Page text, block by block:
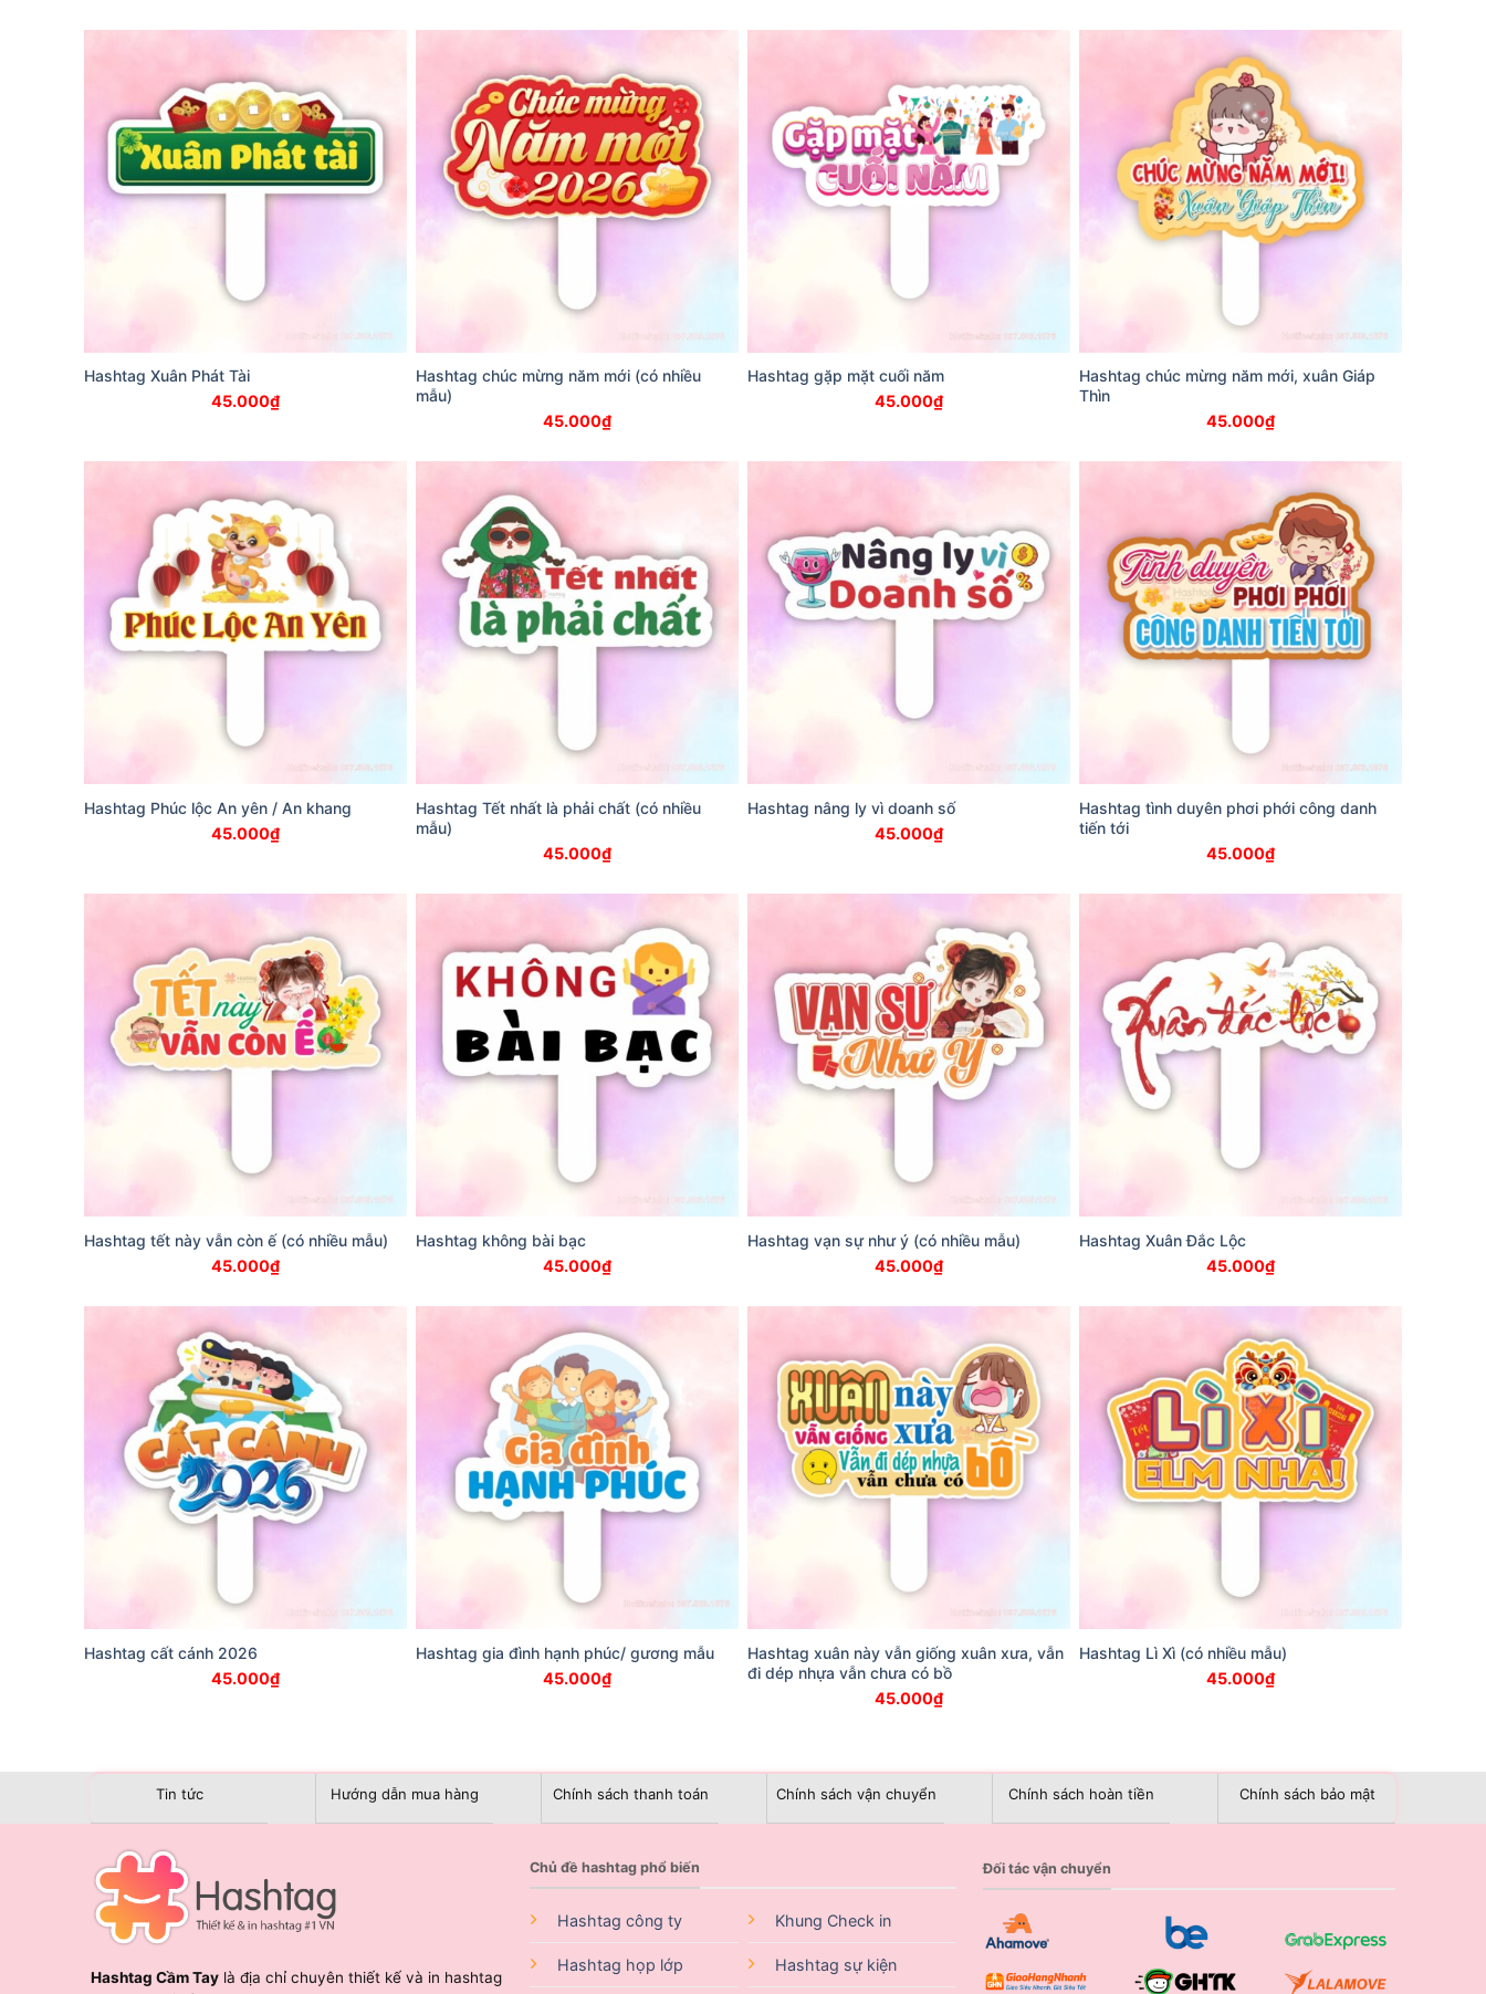
Hashtag Xuân Phát Tài
45.000₫
Hashtag chúc mừng năm mới (có nhiều
mẫu)
45.000₫
Hashtag gặp mặt cuối năm
45.000₫
Hashtag chúc mừng năm mới, xuân Giáp
Thìn
45.000₫
Hashtag Phúc lộc An yên / An khang
45.000₫
Hashtag Tết nhất là phải chất (có nhiều
mẫu)
45.000₫
Hashtag nâng ly vì doanh số
45.000₫
Hashtag tình duyên phơi phới công danh
tiến tới
45.000₫
Hashtag tết này vẫn còn ế (có nhiều mẫu)
45.000₫
Hashtag không bài bạc
45.000₫
Hashtag vạn sự như ý (có nhiều mẫu)
45.000₫
Hashtag Xuân Đắc Lộc
45.000₫
Hashtag cất cánh 2026
45.000₫
Hashtag gia đình hạnh phúc/ gương mẫu
45.000₫
Hashtag xuân này vẫn giống xuân xưa, vẫn
đi dép nhựa vẫn chưa có bồ
45.000₫
Hashtag Lì Xì (có nhiều mẫu)
45.000₫
Tin tức Hướng dẫn mua hàng Chính sách thanh toán Chính sách vận chuyển Chính sách hoàn tiền Chính sách bảo mật
Hashtag Cầm Tay là địa chỉ chuyên thiết kế và in hashtag
Chủ đề hashtag phổ biến
Hashtag công ty
Hashtag họp lớp
Khung Check in
Hashtag sự kiện
Đối tác vận chuyển